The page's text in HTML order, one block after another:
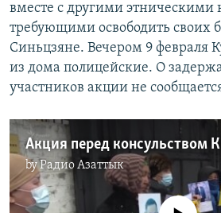
вместе с другими этническими
требующими освободить своих
Синьцзяне. Вечером 9 февраля
из дома полицейские. О
участников акции не
byРадио Азаттык
No media source